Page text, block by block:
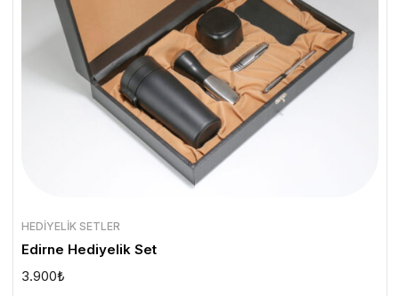
HEDIYELIK SETLER
Edirne Hediyelik Set
3.900₺